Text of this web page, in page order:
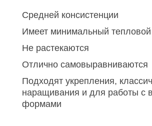
Средней консистенции
Имеет минимальный
Не растекаются
Отлично самовыравниваются
Подходят укрепления,
наращивания и для работы с
формами